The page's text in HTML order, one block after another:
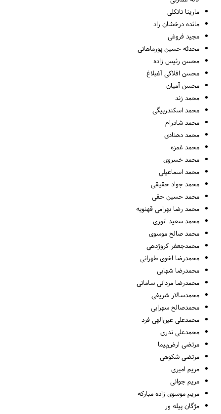
مارینا نانکلی
مائده درخشان راد
مجید فروغی
محدثه حسین پورماهانی
محسن رئیس زاده
محسن افلاکی آغبلاغ
محسن آمیان
محمد زند
محمد اسکندربیگی
محمد شادرام
محمد دهنادی
محمد غمزه
محمد خسروی
محمد اسماعیلی
محمد جواد حقیقی
محمد حسین حقی
محمد رضا بهرامی قهنویه
محمد سعید انوری
محمد صالح موسوی
محمدجعفر کروژدهی
محمدرضا اخوی طهرانی
محمدرضا شهابی
محمدرضا مردانی سامانی
محمدسالار شریفی
محمدصالح سهرابی
محمدعلی عین‌الهی فرد
محمدعلی ندری
مرتضی ارض‌پیما
مرتضی شکوهی
مریم امیری
مریم جوانی
مریم موسوی زاده مبارکه
مژگان پیله ور